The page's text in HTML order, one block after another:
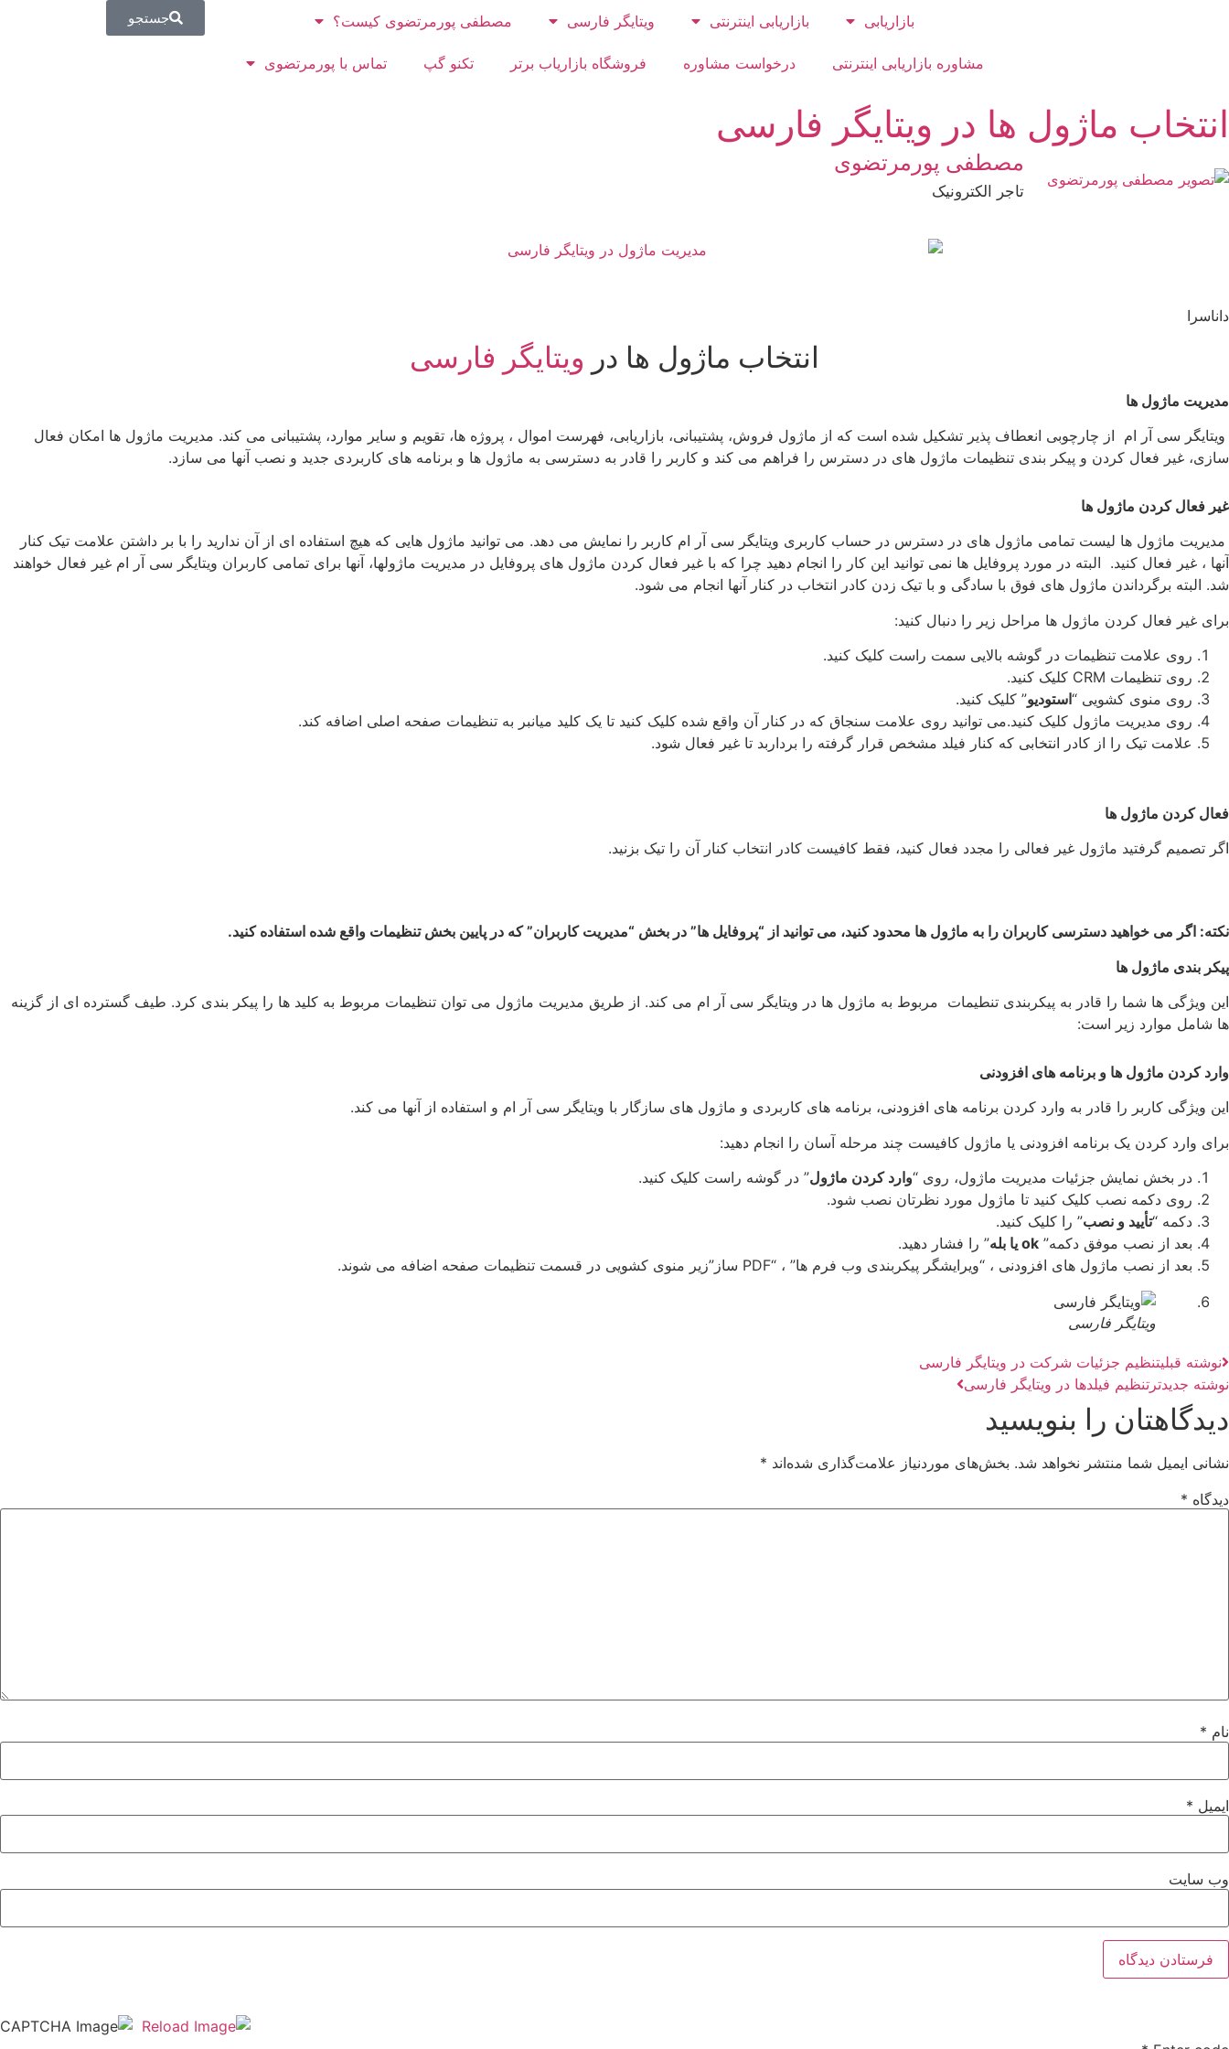
بازاریابی بازاریابی اینترنتی ویتایگر فارسی مصطفی پورمرتضوی کیست؟
مشاوره بازاریابی اینترنتی درخواست مشاوره فروشگاه بازاریاب برتر تکنو گپ تماس با پورمرتضوی
جستجو
انتخاب ماژول ها در ویتایگر فارسی
مصطفی پورمرتضوی
تاجر الکترونیک
داناسرا
انتخاب ماژول ها در ویتایگر فارسی
مدیریت ماژول ها
ویتایگر سی آر ام از چارچوبی انعطاف پذیر تشکیل شده است که از ماژول فروش، پشتیبانی، بازاریابی، فهرست اموال ، پروژه ها، تقویم و سایر موارد، پشتیبانی می کند. مدیریت ماژول ها امکان فعال
سازی، غیر فعال کردن و پیکر بندی تنظیمات ماژول های در دسترس را فراهم می کند و کاربر را قادر به دسترسی به ماژول ها و برنامه های کاربردی جدید و نصب آنها می سازد.
غیر فعال کردن ماژول ها
مدیریت ماژول ها لیست تمامی ماژول های در دسترس در حساب کاربری ویتایگر سی آر ام کاربر را نمایش می دهد. می توانید ماژول هایی که هیچ استفاده ای از آن ندارید را با بر داشتن علامت تیک کنار
آنها ، غیر فعال کنید. البته در مورد پروفایل ها نمی توانید این کار را انجام دهید چرا که با غیر فعال کردن ماژول های پروفایل در مدیریت ماژولها، آنها برای تمامی کاربران ویتایگر سی آر ام غیر فعال خواهند
شد. البته برگرداندن ماژول های فوق با سادگی و با تیک زدن کادر انتخاب در کنار آنها انجام می شود.
برای غیر فعال کردن ماژول ها مراحل زیر را دنبال کنید:
روی علامت تنظیمات در گوشه بالایی سمت راست کلیک کنید.
روی تنظیمات CRM کلیک کنید.
روی منوی کشویی “استودیو” کلیک کنید.
روی مدیریت ماژول کلیک کنید.می توانید روی علامت سنجاق که در کنار آن واقع شده کلیک کنید تا یک کلید میانبر به تنظیمات صفحه اصلی اضافه کند.
علامت تیک را از کادر انتخابی که کنار فیلد مشخص قرار گرفته را برداربد تا غیر فعال شود.
فعال کردن ماژول ها
اگر تصمیم گرفتید ماژول غیر فعالی را مجدد فعال کنید، فقط کافیست کادر انتخاب کنار آن را تیک بزنید.
نکته: اگر می خواهید دسترسی کاربران را به ماژول ها محدود کنید، می توانید از “پروفایل ها” در بخش “مدیریت کاربران” که در پایین بخش تنظیمات واقع شده استفاده کنید.
پیکر بندی ماژول ها
این ویژگی ها شما را قادر به پیکربندی تنطیمات مربوط به ماژول ها در ویتایگر سی آر ام می کند. از طریق مدیریت ماژول می توان تنظیمات مربوط به کلید ها را پیکر بندی کرد. طیف گسترده ای از گزینه
ها شامل موارد زیر است:
وارد کردن ماژول ها و برنامه های افزودنی
این ویژگی کاربر را قادر به وارد کردن برنامه های افزودنی، برنامه های کاربردی و ماژول های سازگار با ویتایگر سی آر ام و استفاده از آنها می کند.
برای وارد کردن یک برنامه افزودنی یا ماژول کافیست چند مرحله آسان را انجام دهید:
در بخش نمایش جزئیات مدیریت ماژول، روی “وارد کردن ماژول” در گوشه راست کلیک کنید.
روی دکمه نصب کلیک کنید تا ماژول مورد نظرتان نصب شود.
دکمه “تأیید و نصب” را کلیک کنید.
بعد از نصب موفق دکمه” ok یا بله
” را فشار دهید.
بعد از نصب ماژول های افزودنی ، “ویرایشگر پیکربندی وب فرم ها” ، “PDF ساز”زیر منوی کشویی در قسمت تنظیمات صفحه اضافه می شوند.
ویتایگر فارسی
نوشته قبلیتنظیم جزئیات شرکت در ویتایگر فارسی
نوشته جدیدتر تنظیم فیلدها در ویتایگر فارسی
دیدگاهتان را بنویسید
نشانی ایمیل شما منتشر نخواهد شد. بخش‌های موردنیاز علامت‌گذاری شده‌اند *
دیدگاه *
نام *
ایمیل *
وب‌ سایت